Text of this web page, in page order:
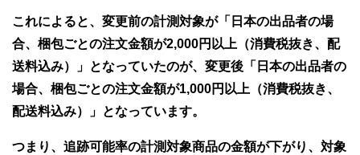
これによると、変更前の計測対象が「日本の出品者の場
合、梱包ごとの注文金額が2,000円以上（消費税抜き、配
送料込み）」となっていたのが、変更後「日本の出品者の
場合、梱包ごとの注文金額が1,000円以上（消費税抜き、
配送料込み）」となっています。
つまり、追跡可能率の計測対象商品の金額が下がり、対象